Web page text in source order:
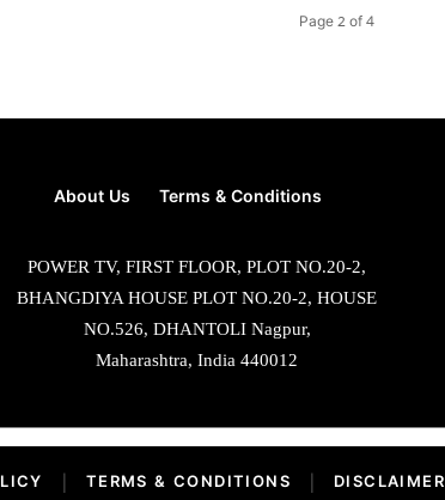
Page 2 of 4
About Us Terms & Conditions
POWER TV, FIRST FLOOR, PLOT NO.20-2,
BHANGDIYA HOUSE PLOT NO.20-2, HOUSE
NO.526, DHANTOLI Nagpur,
Maharashtra, India 440012
TERMS & CONDITIONS DISCLAIMER